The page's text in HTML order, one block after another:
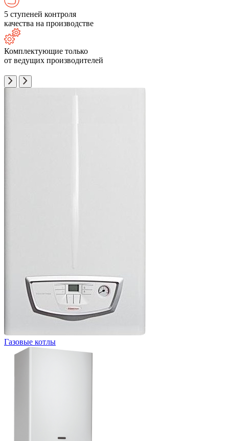
5 ступеней контроля
качества на производстве
Комплектующие только
от ведущих производителей
Газовые котлы